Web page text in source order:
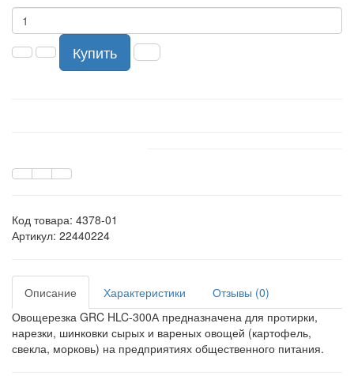
Купить
Код товара: 4378-01
Артикул: 22440224
Описание Характеристики
Отзывы (0)
Овощерезка GRC HLC-300А предназначена для протирки,
нарезки, шинковки сырых и вареных овощей (картофель,
свекла, морковь) на предприятиях общественного питания.